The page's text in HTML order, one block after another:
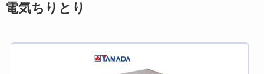
電気ちりとり